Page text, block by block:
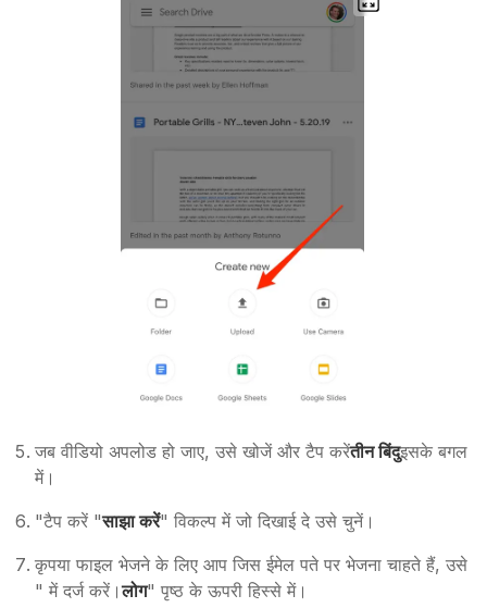
जब वीडियो अपलोड हो जाए, उसे खोजें और टैप करेंतीन बिंदुइसके बगल
में।
"टैप करें "साझा करें" विकल्प में जो दिखाई दे उसे चुनें।
कृपया फाइल भेजने के लिए आप जिस ईमेल पते पर भेजना चाहते हैं, उसे
" में दर्ज करें।लोग" पृष्ठ के ऊपरी हिस्से में।